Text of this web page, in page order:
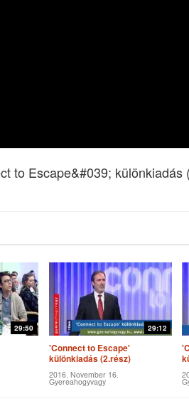
to Escape&#039; különkiadás
29:50 29:12
'Connect to Escape'
különkiadás (2.rész)
2016. November 16.
Gyereahogyvagy